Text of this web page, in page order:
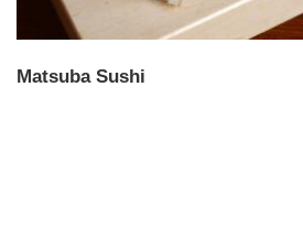
Matsuba Sushi